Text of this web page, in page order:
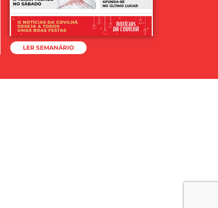
LER SEMANÁRIO